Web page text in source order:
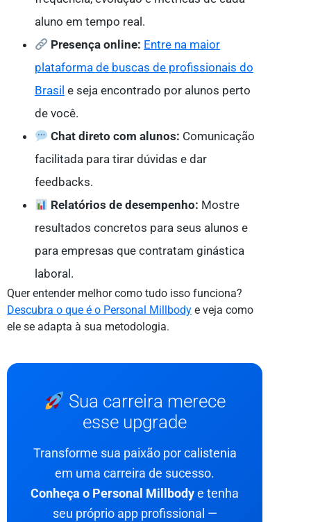
aluno em tempo real.
Presença online: Entre na maior
plataforma de buscas de profissionais do
Brasil e seja encontrado por alunos perto
de você.
Chat direto com alunos: Comunicação
facilitada para tirar dúvidas e dar
feedbacks.
Relatórios de desempenho: Mostre
resultados concretos para seus alunos e
para empresas que contratam ginástica
laboral.
Quer entender melhor como tudo isso funciona?
Descubra o que é o Personal Millbody e veja como
ele se adapta à sua metodologia.
Sua carreira merece
esse upgrade
Transforme sua paixão por calistenia
em uma carreira de sucesso.
Conheça o Personal Millbodye tenha
seu próprio app profissional —